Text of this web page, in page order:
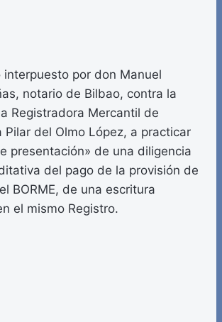
interpuesto por don Manuel
notario de Bilbao, contra la
Registradora Mercantil de
Pilar del Olmo López, a practicar
presentación» de una diligencia
del pago de la provisión de
BORME, de una escritura
el mismo Registro.